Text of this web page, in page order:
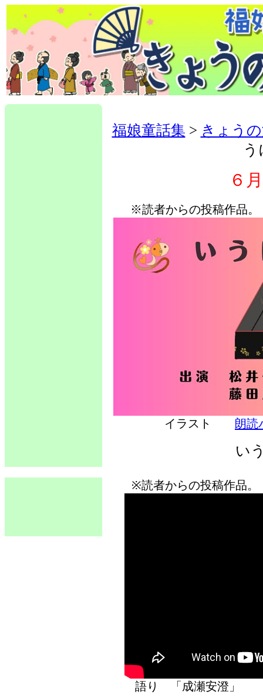
福娘童話集 > きょう
６
※読者からの投稿作品
イラスト 朗読
い
※読者からの投稿作品
語り 「 成瀬安澄